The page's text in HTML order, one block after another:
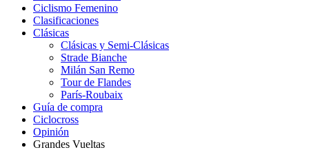
Ciclismo Femenino
Clasificaciones
Clásicas
Clásicas y Semi-Clásicas
Strade Bianche
Milán San Remo
Tour de Flandes
París-Roubaix
Guía de compra
Ciclocross
Opinión
Grandes Vueltas